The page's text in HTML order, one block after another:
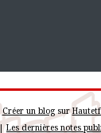
Créer un blogsur
|Les dernières notes